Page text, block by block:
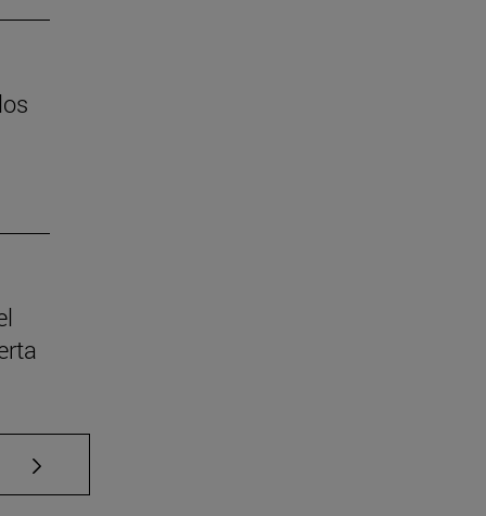
TAB para desplazarse.